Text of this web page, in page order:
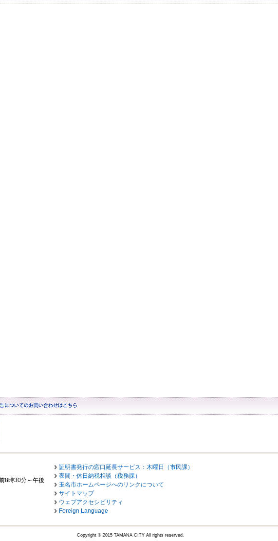
8時30分～午後
証明書発行の窓口延長サービス：木曜日（市民課）
夜間・休日納税相談（税務課）
玉名市ホームページへのリンクについて
サイトマップ
ウェブアクセシビリティ
Foreign Language
Copyright © 2015 TAMANA CITY All rights reserved.